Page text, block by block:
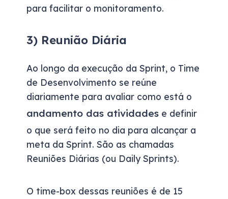
para facilitar o monitoramento.
3) Reunião Diária
Ao longo da execução da Sprint, o Time
de Desenvolvimento se reúne
diariamente para avaliar como está o
andamento das atividades e definir
o que será feito no dia para alcançar a
meta da Sprint. São as chamadas
Reuniões Diárias (ou Daily Sprints).
O time-box dessas reuniões é de 15